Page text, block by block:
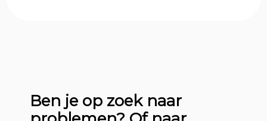
Ben je op zoek naar